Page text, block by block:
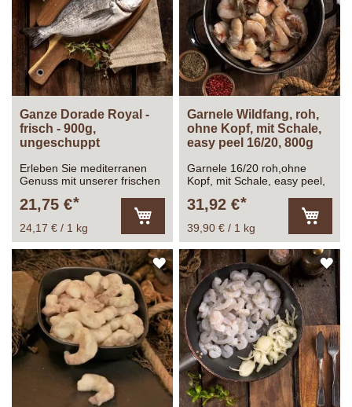
HINZUFÜGEN
Ganze Dorade Royal -
frisch - 900g,
ungeschuppt
Erleben Sie mediterranen
Genuss mit unserer frischen
ausgenommen
21,75 €
24,17 € / 1 kg
den
Warenkorb
Garnele Wildfang, roh,
ohne Kopf, mit Schale,
easy peel 16/20, 800g
Garnele 16/20 roh,ohne
Kopf, mit Schale, easy peel,
1.000g Abtropfgewicht: 800g
31,92 €
39,90 € / 1 kg
den
ZUR
WUNSCHLISTE
HINZUFÜGEN